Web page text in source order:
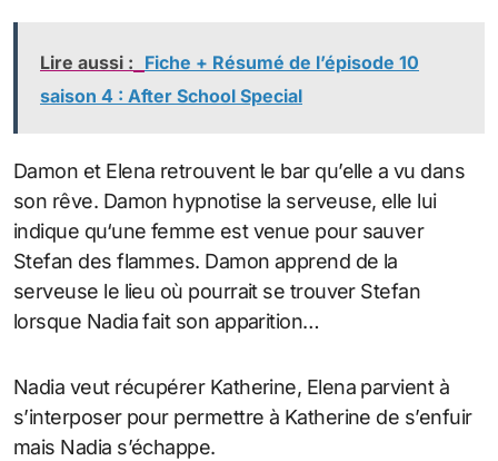
Lire aussi : Fiche + Résumé de l’épisode 10
saison 4 : After School Special
Damon et Elena retrouvent le bar qu’elle a vu dans
son rêve. Damon hypnotise la serveuse, elle lui
indique qu‘une femme est venue pour sauver
Stefan des flammes. Damon apprend de la
serveuse le lieu où pourrait se trouver Stefan
lorsque Nadia fait son apparition…
Nadia veut récupérer Katherine, Elena parvient à
s’interposer pour permettre à Katherine de s’enfuir
mais Nadia s’échappe.